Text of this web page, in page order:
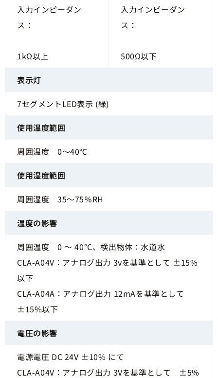
入力インピーダン
ス：
1kΩ以上
入力インピーダン
ス：
500Ω以下
表示灯
7セグメントLED表示 (緑)
使用温度範囲
周囲温度 0～40℃
使用湿度範囲
周囲湿度 35～75％RH
温度の影響
周囲温度 0 ～ 40°C、検出物体：水道水
CLA-A04V：アナログ出力 3vを基準として ±15%
以下
CLA-A04A：アナログ出力 12mAを基準として
±15%以下
電圧の影響
電源電圧 DC 24V ±10% にて
CLA-A04V：アナログ出力 3Vを基準として ±5%